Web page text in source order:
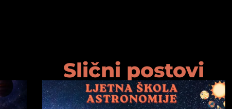
Slični postovi